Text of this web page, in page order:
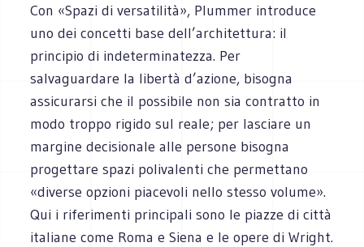
Con «Spazi di versatilità», Plummer introduce
uno dei concetti base dell’architettura: il
principio di indeterminatezza. Per
salvaguardare la libertà d’azione, bisogna
assicurarsi che il possibile non sia contratto in
modo troppo rigido sul reale; per lasciare un
margine decisionale alle persone bisogna
progettare spazi polivalenti che permettano
«diverse opzioni piacevoli nello stesso volume».
Qui i riferimenti principali sono le piazze di città
italiane come Roma e Siena e le opere di Wright.